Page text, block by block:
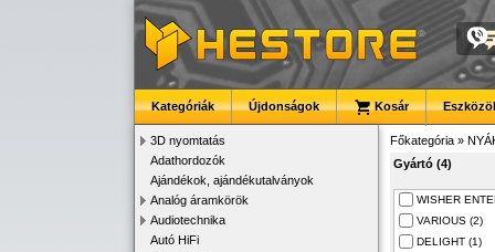
Kategóriák Újdonságok Kosár
3D nyomtatás
Adathordozók
Ajándékok, ajándékutalványok
Analóg áramkörök
Audiotechnika
Autó HiFi
Főkategória »
Gyártó (4)
WISHER
VARIOUS (2)
DELIGHT (1)